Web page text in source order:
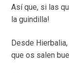
Así que, si las
la guindilla!
Desde
que os salen